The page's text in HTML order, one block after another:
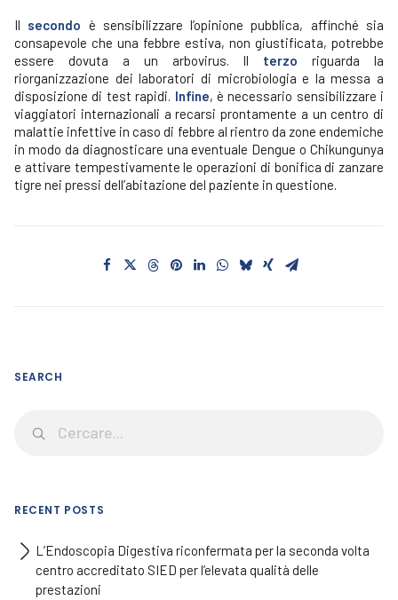
Il secondo è sensibilizzare l’opinione pubblica, affinché sia
consapevole che una febbre estiva, non giustificata, potrebbe
essere dovuta a un arbovirus. Il terzo riguarda la
riorganizzazione dei laboratori di microbiologia e la messa a
disposizione di test rapidi. Infine, è necessario sensibilizzare i
viaggiatori internazionali a recarsi prontamente a un centro di
malattie infettive in caso di febbre al rientro da zone endemiche
in modo da diagnosticare una eventuale Dengue o Chikungunya
e attivare tempestivamente le operazioni di bonifica di zanzare
tigre nei pressi dell’abitazione del paziente in questione.
SEARCH
RECENT POSTS
L’Endoscopia Digestiva riconfermata per la seconda volta
centro accreditato SIED per l’elevata qualità delle
prestazioni